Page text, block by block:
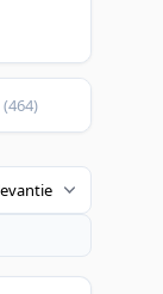
(464)